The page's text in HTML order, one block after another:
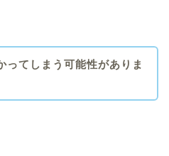
ってしまう可能性がありま